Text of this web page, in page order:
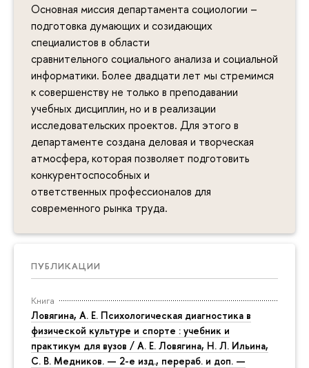
Основная миссия департамента социологии –
подготовка думающих и созидающих
специалистов в области
сравнительного социального анализа и социальной
информатики. Более двадцати лет мы стремимся
к совершенству не только в преподавании
учебных дисциплин, но и в реализации
исследовательских проектов. Для этого в
департаменте создана деловая и творческая
атмосфера, которая позволяет подготовить
конкурентоспособных и
ответственных профессионалов для
современного рынка труда.
ПУБЛИКАЦИИ
Книга
Ловягина, А. Е. Психологическая диагностика в
физической культуре и спорте : учебник и
практикум для вузов / А. Е. Ловягина, Н. Л. Ильина,
С. В. Медников. — 2-е изд., перераб. и доп. —